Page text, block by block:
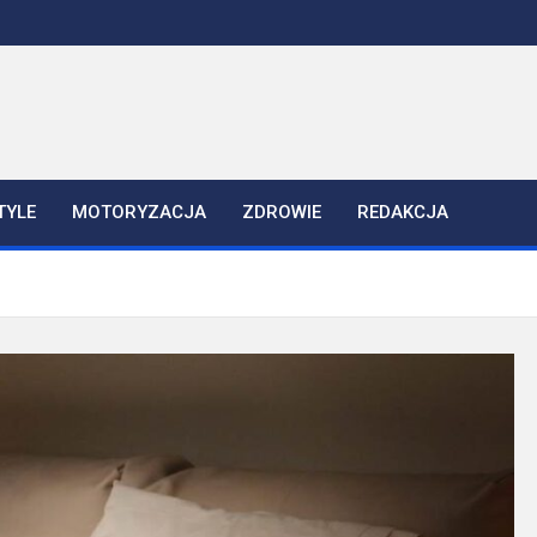
MOTORYZACJA ZDROWIE REDAKCJA